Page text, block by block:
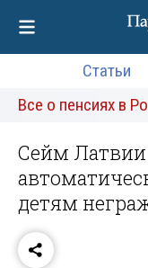
Статьи
Все о пенсиях в
Сейм Латвии
детям